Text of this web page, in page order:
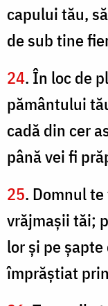
capului tău,
de sub tine
24. În loc de
pământului
cadă din cer
până vei fi
25. Domnul
vrăjmaşii tăi;
lor şi pe
împrăştiat